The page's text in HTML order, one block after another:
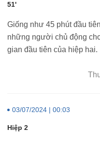
51'
Giống như 45 phút đầu
những người chủ động
gian đầu tiên của hiệp hai.
03/07/2024 | 00:03
Hiệp 2